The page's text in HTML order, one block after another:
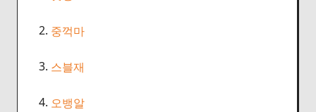
2. 중꺽마
3. 스블재
4. 오뱅알